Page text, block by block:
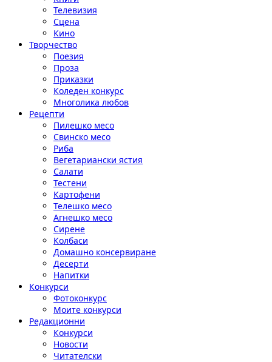
Телевизия
Сцена
Кино
Творчество
Поезия
Проза
Приказки
Коледен конкурс
Многолика любов
Рецепти
Пилешко месо
Свинско месо
Риба
Вегетариански ястия
Салати
Тестени
Картофени
Телешко месо
Агнешко месо
Сирене
Колбаси
Домашно консервиране
Десерти
Напитки
Конкурси
Фотоконкурс
Моите конкурси
Редакционни
Конкурси
Новости
Читателски